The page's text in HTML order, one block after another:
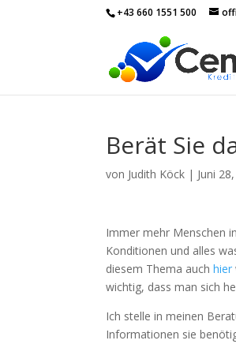
+43 660 1551 500
Berät Sie
von Judith Köck | Juni
Immer mehr Menschen
Konditionen und alles
diesem Thema auchhier
wichtig, dass man sich
Ich stelle in meinen
Informationen sie